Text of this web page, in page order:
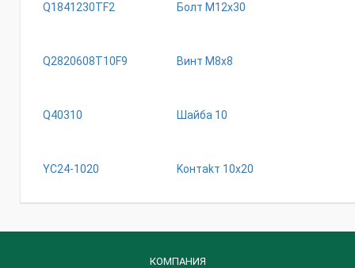
Q1841230TF2 Болт М12х30
Q2820608T10F9 Bинт M8x8
Q40310 Шайба 10
YC24-1020 Koнтakт 10x20
КОМПАНИЯ